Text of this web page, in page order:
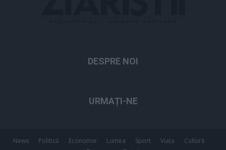
DESPRE NOI
URMAȚI-NE
News Politică Economie Lumea Sport Viața
Cultură